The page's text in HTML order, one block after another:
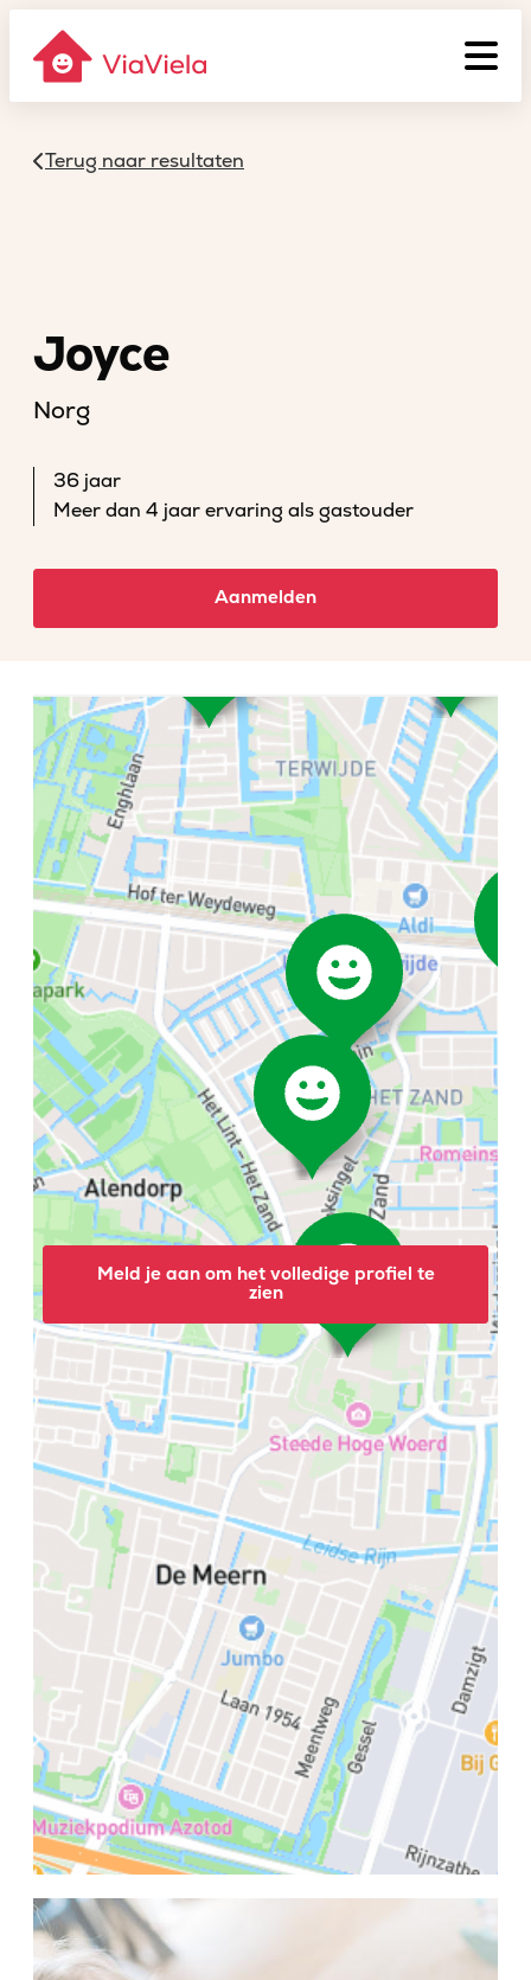
Terug naar resultaten
Joyce
Norg
36 jaar
Meer dan 4 jaar ervaring als gastouder
Aanmelden
Meld je aan om het volledige profiel te
zien